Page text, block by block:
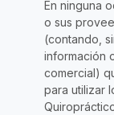
En ninguna
o sus
(contando,
información
comercial)
para utilizar